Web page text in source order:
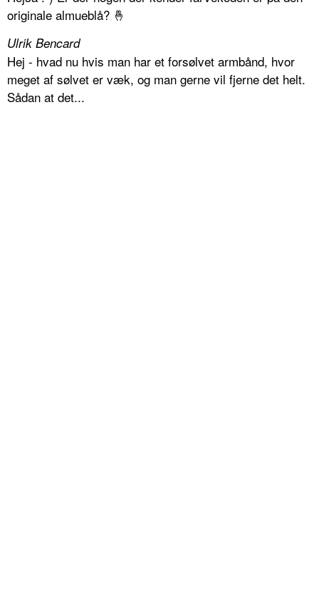
originale almueblå? 🤞
Ulrik Bencard
Hej - hvad nu hvis man har et forsølvet armbånd, hvor
meget af sølvet er væk, og man gerne vil fjerne det helt.
Sådan at det...